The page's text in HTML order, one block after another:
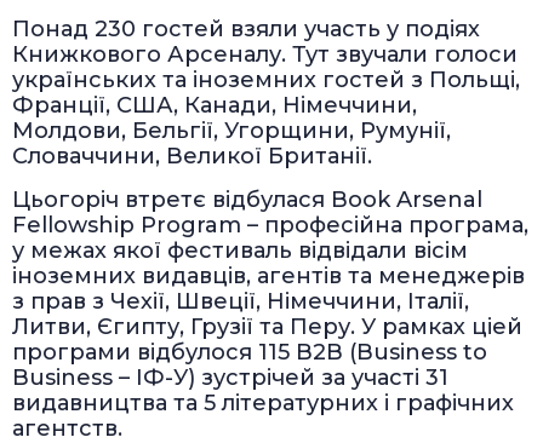
Понад 230 гостей взяли участь у подіях
Книжкового Арсеналу. Тут звучали голоси
українських та іноземних гостей з Польщі,
Франції, США, Канади, Німеччини,
Молдови, Бельгії, Угорщини, Румунії,
Словаччини, Великої Британії.
Цьогоріч втретє відбулася Book Arsenal
Fellowship Program – професійна програма,
у межах якої фестиваль відвідали вісім
іноземних видавців, агентів та менеджерів
з прав з Чехії, Швеції, Німеччини, Італії,
Литви, Єгипту, Грузії та Перу. У рамках ціей
програми відбулося 115 B2B (Business to
Business – ІФ-У) зустрічей за участі 31
видавництва та 5 літературних і графічних
агентств.